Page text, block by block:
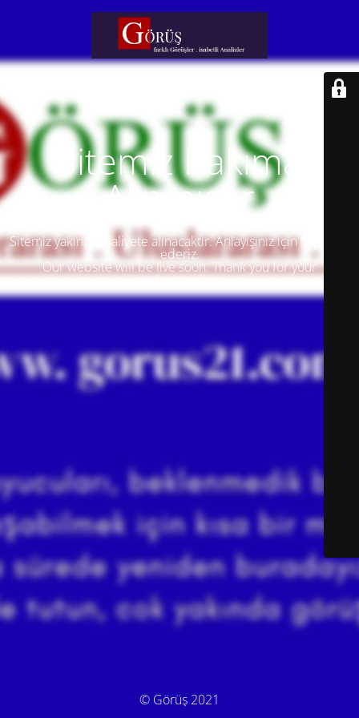
Sitemiz Bakıma
Alınmıştır
Sitemiz yakında faaliyete alınacaktır. Anlayışınız için teşekkür
ederiz.
Our website will be live soon. Thank you for your
understanding.
© Görüş 2021